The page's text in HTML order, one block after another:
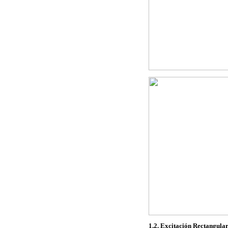
1.2. Excitación Rectangular